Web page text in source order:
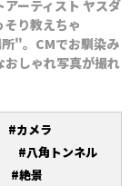
ーティスト ヤスダ
り教えちゃ
"。CMでお馴染み
しゃれ写真が撮れ
#カメラ
#八角トンネル
#絶景